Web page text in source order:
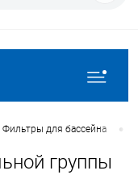
Фильтры для бассейна •
группы